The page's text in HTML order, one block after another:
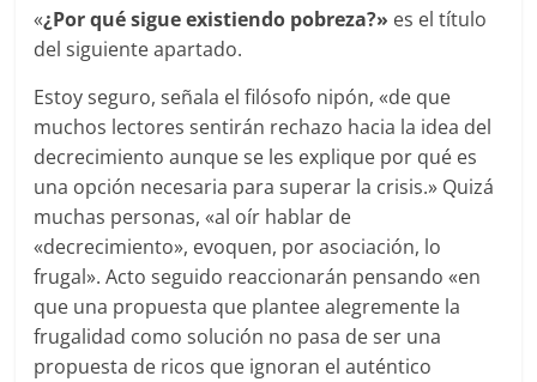
«¿Por qué sigue existiendo pobreza?» es el título
del siguiente apartado.
Estoy seguro, señala el filósofo nipón, «de que
muchos lectores sentirán rechazo hacia la idea del
decrecimiento aunque se les explique por qué es
una opción necesaria para superar la crisis.» Quizá
muchas personas, «al oír hablar de
«decrecimiento», evoquen, por asociación, lo
frugal». Acto seguido reaccionarán pensando «en
que una propuesta que plantee alegremente la
frugalidad como solución no pasa de ser una
propuesta de ricos que ignoran el auténtico